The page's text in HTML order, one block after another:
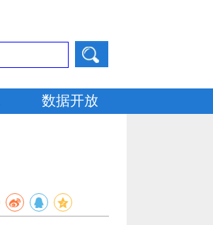
数据开放